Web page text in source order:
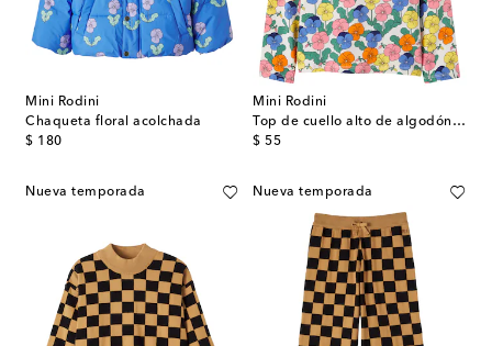
Mini Rodini
Chaqueta floral acolchada
$ 180
original price
Mini Rodini
Top de cuello alto de algodón floral
$ 55
original price
Nueva temporada Nueva temporada